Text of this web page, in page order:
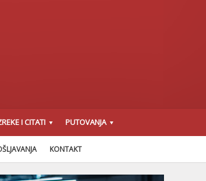
I CITATI PUTOVANJA
KONTAKT